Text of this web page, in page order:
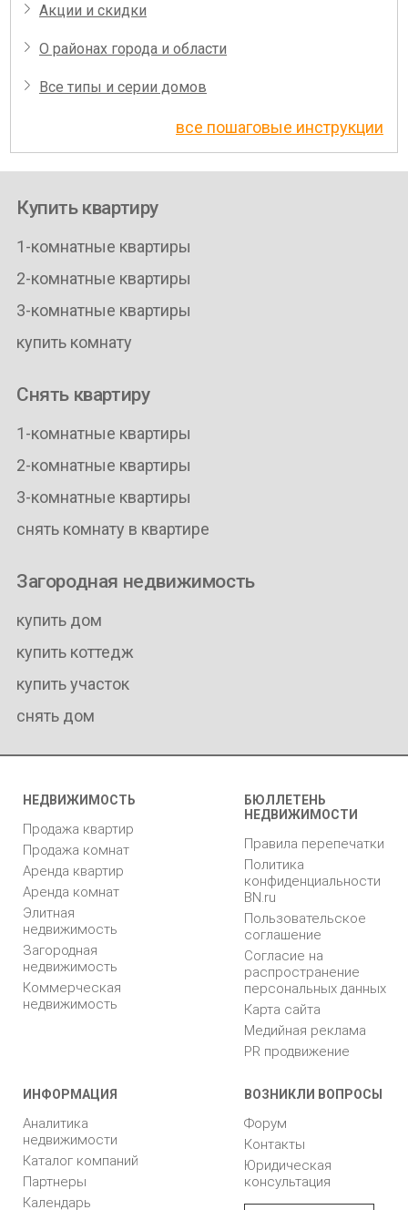
Акции и скидки
О районах города и области
Все типы и серии домов
все пошаговые инструкции
Купить квартиру
1-комнатные квартиры
2-комнатные квартиры
3-комнатные квартиры
купить комнату
Снять квартиру
1-комнатные квартиры
2-комнатные квартиры
3-комнатные квартиры
снять комнату в квартире
Загородная недвижимость
купить дом
купить коттедж
купить участок
снять дом
НЕДВИЖИМОСТЬ
Продажа квартир
Продажа комнат
Аренда квартир
Аренда комнат
Элитная
недвижимость
Загородная
недвижимость
Коммерческая
недвижимость
БЮЛЛЕТЕНЬ
НЕДВИЖИМОСТИ
Правила перепечатки
Политика
конфиденциальности
BN.ru
Пользовательское
соглашение
Согласие на
распространение
персональных данных
Карта сайта
Медийная реклама
PR продвижение
ИНФОРМАЦИЯ
Аналитика
недвижимости
Каталог компаний
Партнеры
Календарь
ВОЗНИКЛИ ВОПРОСЫ
Форум
Контакты
Юридическая
консультация